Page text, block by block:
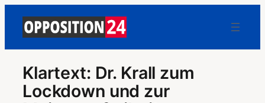
Klartext: Dr. Krall zum
Lockdown und zur